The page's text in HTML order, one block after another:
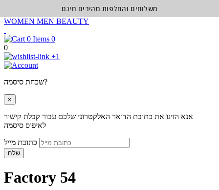
WOMEN MEN BEAUTY
0
0
+1
שכחת סיסמה?
×
אנא הזינו את כתובת הדואר האלקטרוני שלכם עבור קבלת קישור
לאיפוס סיסמה
שלח
Factory 54
משלוחים והחלפות מהירים חינם